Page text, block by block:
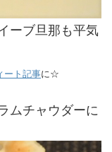
ーブ旦那も平気
ート記事に☆
ムチャウダーに